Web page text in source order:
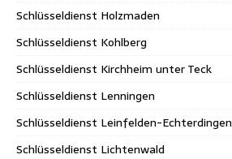
Schlüsseldienst Holzmaden
Schlüsseldienst Kohlberg
Schlüsseldienst Kirchheim unter Teck
Schlüsseldienst Lenningen
Schlüsseldienst Leinfelden-Echterdingen
Schlüsseldienst Lichtenwald